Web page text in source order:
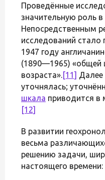
Проведённые
значительную роль в
Непосредственным
исследований стало
1947 году
(1890—1965) «общей
возраста».[11] Далее
уточнялась;
шкала приводится в
[12]
В развитии
весьма
решению задачи,
настоящего времени: